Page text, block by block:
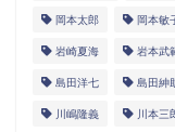
岡本太郎 岡本敏
岩崎夏海 岩本武
島田洋七 島田紳
川嶋隆義 川本三